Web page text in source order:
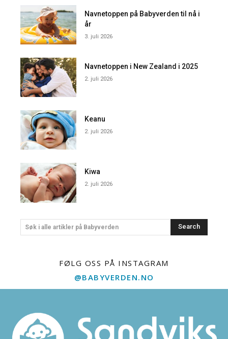
Navnetoppen på Babyverden til nå i
år
3. juli 2026
Navnetoppen i New Zealand i 2025
2. juli 2026
Keanu
2. juli 2026
Kiwa
2. juli 2026
Søk i alle artikler på Babyverden Search
FØLG OSS PÅ INSTAGRAM
@BABYVERDEN.NO